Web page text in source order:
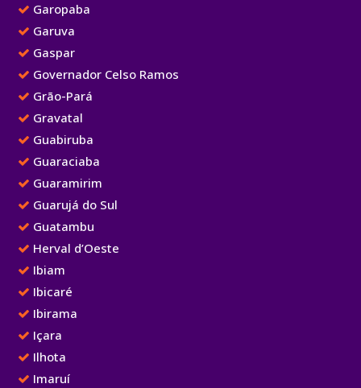
Garopaba
Garuva
Gaspar
Governador Celso Ramos
Grão-Pará
Gravatal
Guabiruba
Guaraciaba
Guaramirim
Guarujá do Sul
Guatambu
Herval d’Oeste
Ibiam
Ibicaré
Ibirama
Içara
Ilhota
Imaruí